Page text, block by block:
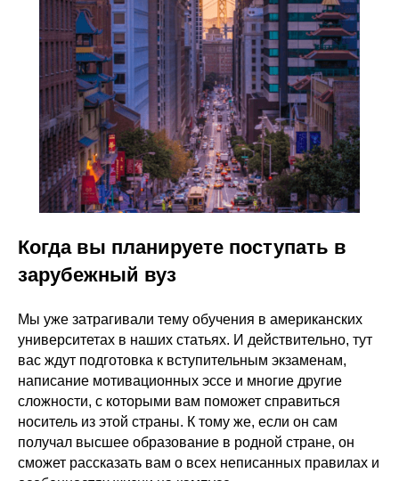
Когда вы планируете поступать в
зарубежный вуз
Мы уже затрагивали тему обучения в американских
университетах в наших статьях. И действительно, тут
вас ждут подготовка к вступительным экзаменам,
написание мотивационных эссе и многие другие
сложности, с которыми вам поможет справиться
носитель из этой страны. К тому же, если он сам
получал высшее образование в родной стране, он
сможет рассказать вам о всех неписанных правилах и